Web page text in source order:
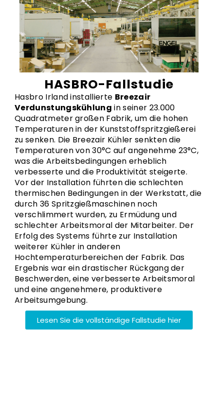
HASBRO-Fallstudie
Hasbro Irland installierte Breezair
Verdunstungskühlung in seiner 23.000
Quadratmeter großen Fabrik, um die hohen
Temperaturen in der Kunststoffspritzgießerei
zu senken. Die Breezair Kühler senkten die
Temperaturen von 30°C auf angenehme 23°C,
was die Arbeitsbedingungen erheblich
verbesserte und die Produktivität steigerte.
Vor der Installation führten die schlechten
thermischen Bedingungen in der Werkstatt, die
durch 36 Spritzgießmaschinen noch
verschlimmert wurden, zu Ermüdung und
schlechter Arbeitsmoral der Mitarbeiter. Der
Erfolg des Systems führte zur Installation
weiterer Kühler in anderen
Hochtemperaturbereichen der Fabrik. Das
Ergebnis war ein drastischer Rückgang der
Beschwerden, eine verbesserte Arbeitsmoral
und eine angenehmere, produktivere
Arbeitsumgebung.
Lesen Sie die vollständige Fallstudie hier